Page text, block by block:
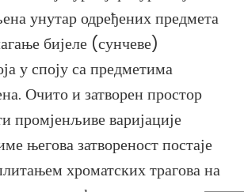
унутар одређених предмета
бијеле (сунчеве)
у споју са предметима
Очито и затворен простор
промјенљиве варијације
његова затвореност постаје
хроматских трагова на